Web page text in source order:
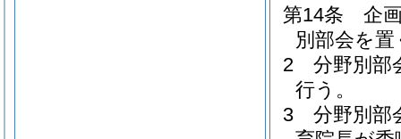
第14条
企
別部会を置
2
分野別部
行う。
3
分野別部